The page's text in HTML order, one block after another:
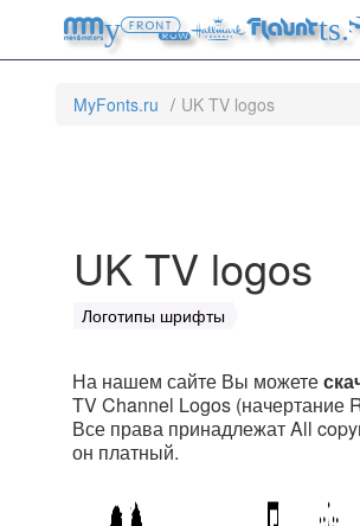
MyFonts.ru UK TV logos
UK TV logos
Логотипы шрифты
На нашем сайте Вы можете
TV Channel Logos (начертание
Все права принадлежат All
он платный.